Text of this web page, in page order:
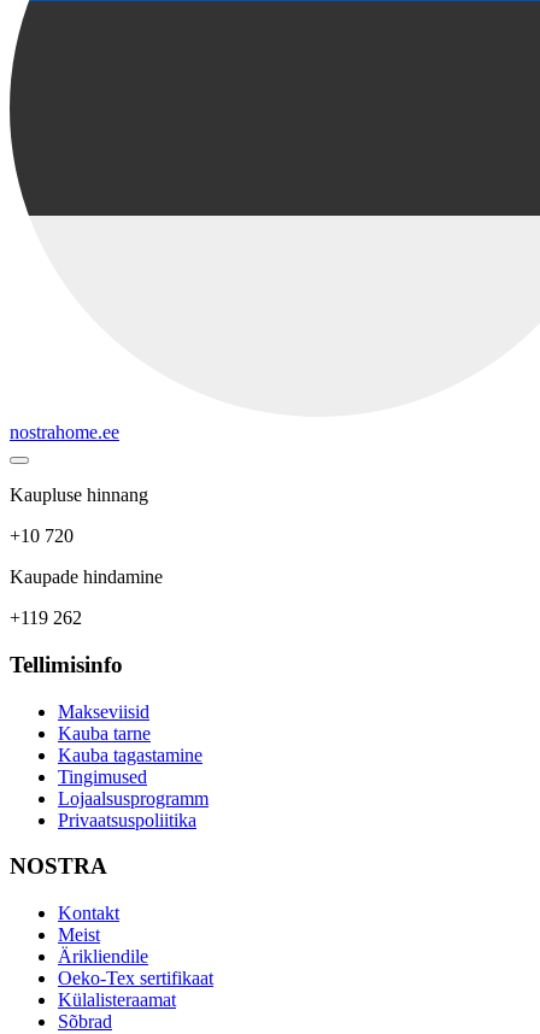
nostrahome.ee
Kaupluse hinnang
+10 720
Kaupade hindamine
+119 262
Tellimisinfo
Makseviisid
Kauba tarne
Kauba tagastamine
Tingimused
Lojaalsusprogramm
Privaatsuspoliitika
NOSTRA
Kontakt
Meist
Ärikliendile
Oeko-Tex sertifikaat
Külalisteraamat
Sõbrad